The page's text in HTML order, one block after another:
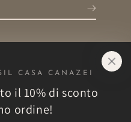
CASA CANAZEI
il 10% di sconto
ordine!